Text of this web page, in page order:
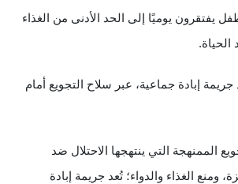
مليون طفل يفتقرون يوميًا إلى الحد الأدنى من الغذاء
الحياة.
جريمة إبادة جماعية، عبر سلاح التجويع أمام
الممنهجة التي ينتهجها الاحتلال ضد
ومنع الغذاء والدواء؛ تُعد جريمة إبادة